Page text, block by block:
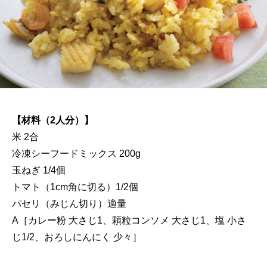
【材料（2人分）】
米 2合
冷凍シーフードミックス 200g
玉ねぎ 1/4個
トマト（1cm角に切る）1/2個
パセリ（みじん切り）適量
A［カレー粉 大さじ1、顆粒コンソメ 大さじ1、塩 小さ
じ1/2、おろしにんにく 少々］